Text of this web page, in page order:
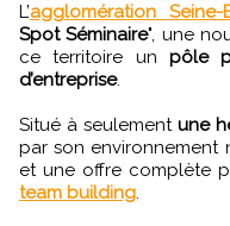
L’agglomération Seine-
Spot Séminaire", une
ce territoire un pôle
d’entreprise.
Situé à seulementune
par son environnement
et une offre complète
team building.